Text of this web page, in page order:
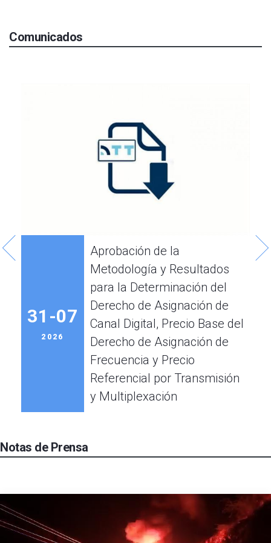
Comunicados
31-07
2026
Aprobación de la
Metodología y Resultados
para la Determinación del
Derecho de Asignación de
Canal Digital, Precio Base del
Derecho de Asignación de
Frecuencia y Precio
Referencial por Transmisión
y Multiplexación
Notas de Prensa